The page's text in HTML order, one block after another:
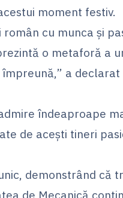
moment festiv.
cu munca și
o metaforă a
a
îndeaproape
de acești tineri
demonstrând că
de Mecanică